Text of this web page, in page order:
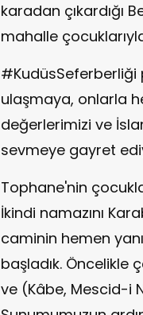
karadan çıkardığı
mahalle
#KudüsSeferberliği
ulaşmaya, onlarla
değerlerimizi ve
sevmeye gayret
Tophane'nin
İkindi namazını
caminin hemen
başladık. Öncelikle
ve (Kâbe, Mescid-i